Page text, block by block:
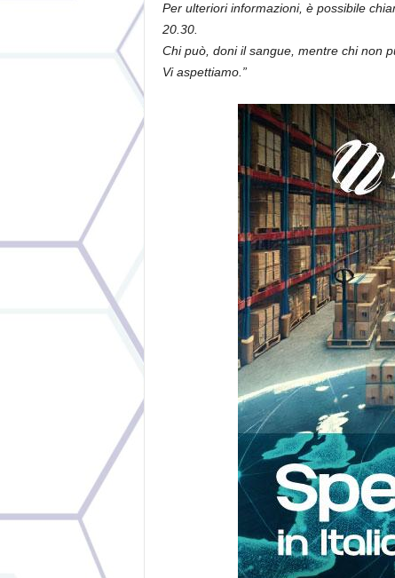
Per ulteriori informazioni, è possibile
20.30.
Chi può, doni il sangue, mentre chi non
Vi aspettiamo.”